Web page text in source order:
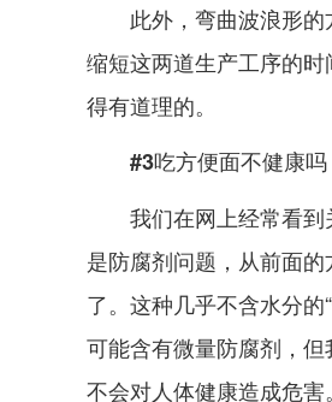
此外，弯曲波浪形
缩短这两道生产工序的
得有道理的。
#3吃方便面不健康吗
我们在网上经常看到
是防腐剂问题，从前面
了。这种几乎不含水分
可能含有微量防腐剂，
不会对人体健康造成危害。